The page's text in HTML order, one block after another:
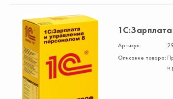
Артикул:
Описание товара:
и